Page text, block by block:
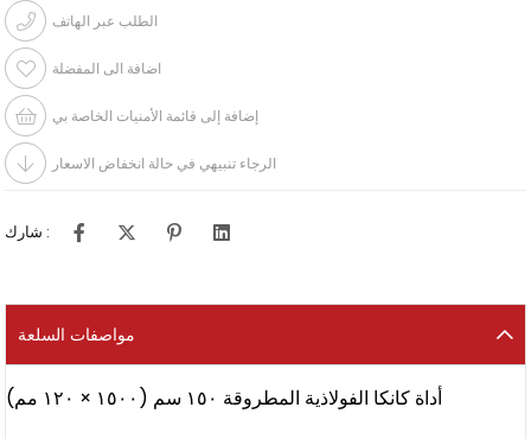
الطلب عبر الهاتف
اضافة الى المفضلة
إضافة إلى قائمة الأمنيات الخاصة بي
الرجاء تنبيهي في حالة انخفاض الاسعار
شارك :
مواصفات السلعة
أداة كانكا الفولاذية المطروقة ١٥٠ سم (١٥٠٠ × ١٢٠ مم)